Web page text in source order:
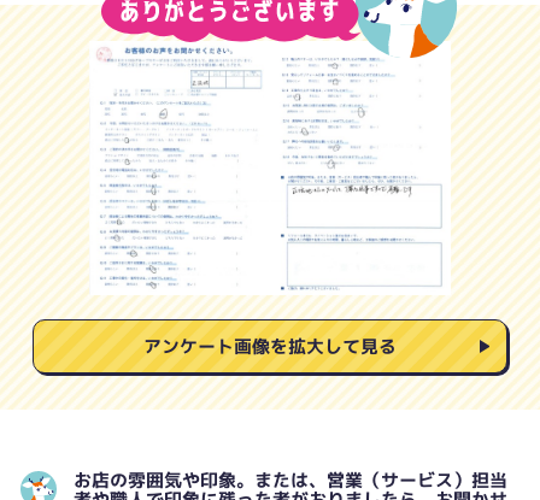
アンケート画像を拡大して見る
お店の雰囲気や印象。または、営業（サービス）担当